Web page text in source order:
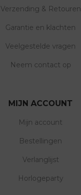
Verzending & Retouren
Garantie en klachten
Veelgestelde vragen
Neem contact op
MIJN ACCOUNT
Mijn account
Bestellingen
Verlanglijst
Horlogeparty